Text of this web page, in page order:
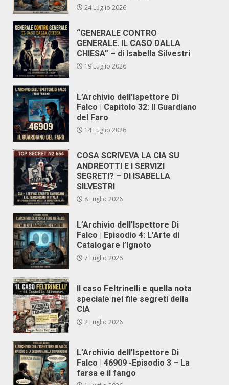
24 Luglio 2026
“GENERALE CONTRO
GENERALE. IL CASO DALLA
CHIESA” – di Isabella Silvestri
19 Luglio 2026
L’Archivio dell’Ispettore Di
Falco | Capitolo 32: Il Guardiano
del Faro
14 Luglio 2026
COSA SCRIVEVA LA CIA SU
ANDREOTTI E I SERVIZI
SEGRETI? – DI ISABELLA
SILVESTRI
8 Luglio 2026
L’Archivio dell’Ispettore Di
Falco | Episodio 4: L’Arte di
Catalogare l’Ignoto
7 Luglio 2026
Il caso Feltrinelli e quella nota
speciale nei file segreti della
CIA
2 Luglio 2026
L’Archivio dell’Ispettore Di
Falco | 46909 -Episodio 3 – La
farsa e il fango